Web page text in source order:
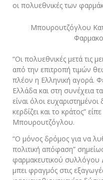
οι πολυεθνικές των
Μπουρουτζόγλου
“Οι πολυεθνικές μετά τις
από την επιτροπή τιμών
πλέον η Ελληνική αγορά.
Ελλάδα και στη συνέχεια
είναι όλοι
κερδίζει και το κράτος”
Μπουρουτζόγλου.
“Ο μόνος δρόμος για να
πολιτική απόφαση”
φαρμακευτικού συλλόγου
μπει φραγμός στις